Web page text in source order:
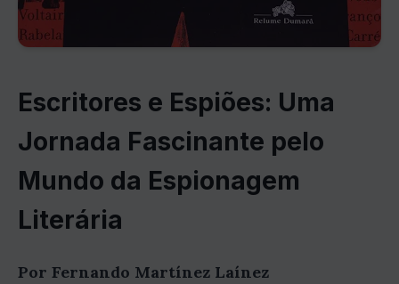
Escritores e Espiões: Uma
Jornada Fascinante pelo
Mundo da Espionagem
Literária
Por Fernando Martínez Laínez